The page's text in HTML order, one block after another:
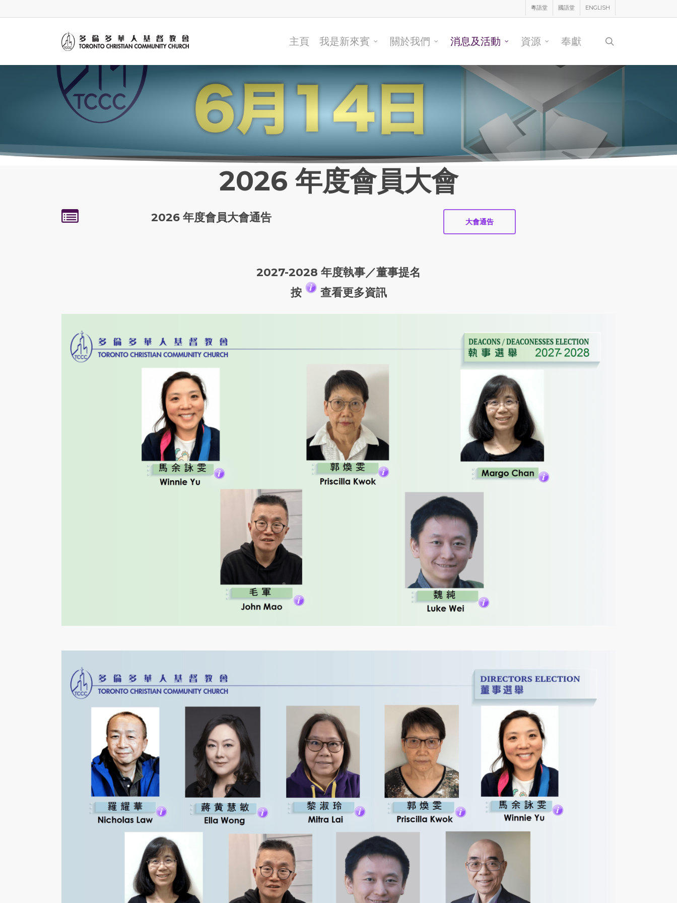
to
粵語堂 國語堂 ENGLISH
主頁 我是新來賓 關於我們 消息及活動 資源 奉獻
2026 年度會員大會
2026 年度會員大會通告 大會通告
2027-2028 年度執事／董事提名
按
查看更多資訊